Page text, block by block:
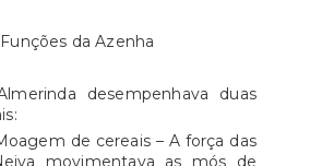
da Azenha
desempenhava duas
de cereais – A força das
movimentava as mós de